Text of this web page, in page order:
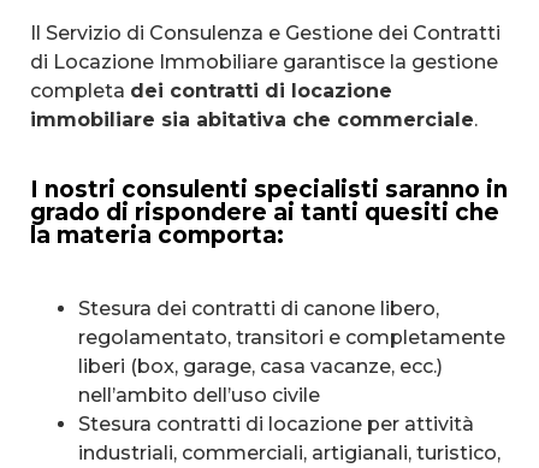
Il Servizio di Consulenza e Gestione dei Contratti
di Locazione Immobiliare garantisce la gestione
completa dei contratti di locazione
immobiliare sia abitativa che commerciale.
I nostri consulenti specialisti saranno in
grado di rispondere ai tanti quesiti che
la materia comporta:
Stesura dei contratti di canone libero,
regolamentato, transitori e completamente
liberi (box, garage, casa vacanze, ecc.)
nell’ambito dell’uso civile
Stesura contratti di locazione per attività
industriali, commerciali, artigianali, turistico,